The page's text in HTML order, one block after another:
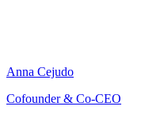
Anna Cejudo
Cofounder & Co-CEO